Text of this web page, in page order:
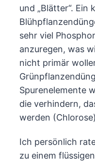
und „Blätter“. Ein
sehr viel
anzuregen, was
nicht primär
Spurenelemente
die verhindern,
werden
Ich persönlich
zu einem